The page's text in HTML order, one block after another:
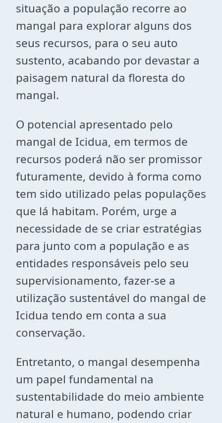
situação a população recorre ao
mangal para explorar alguns dos
seus recursos, para o seu auto
sustento, acabando por devastar a
paisagem natural da floresta do
mangal.
O potencial apresentado pelo
mangal de Icidua, em termos de
recursos poderá não ser promissor
futuramente, devido à forma como
tem sido utilizado pelas populações
que lá habitam. Porém, urge a
necessidade de se criar estratégias
para junto com a população e as
entidades responsáveis pelo seu
supervisionamento, fazer-se a
utilização sustentável do mangal de
Icidua tendo em conta a sua
conservação.
Entretanto, o mangal desempenha
um papel fundamental na
sustentabilidade do meio ambiente
natural e humano, podendo criar